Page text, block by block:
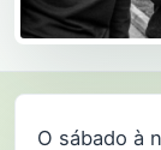
O sábado à